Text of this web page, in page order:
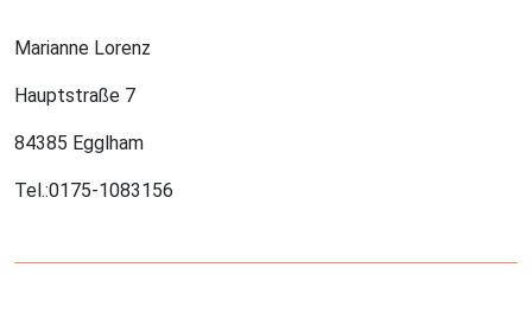
Marianne Lorenz
Hauptstraße 7
84385 Egglham
Tel.:0175-1083156